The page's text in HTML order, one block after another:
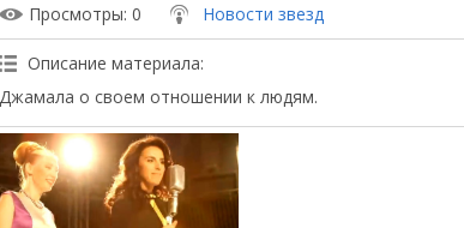
Просмотры: 0 Новости звезд
Описание материала:
Джамала о своем отношении к людям.